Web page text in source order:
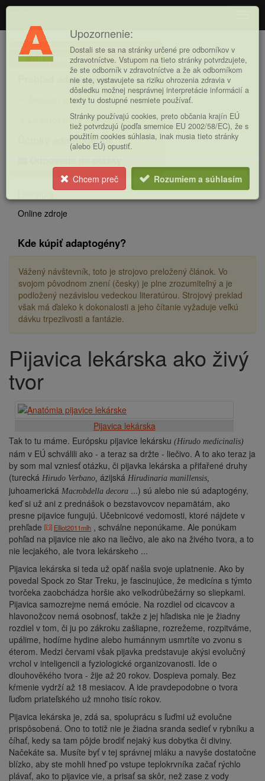
Adaptogény
Hlavná
ponukaAdaptogény
Prehľad adaptogénov
Ženšen pravý
Lesklokôrka lesklá
Účinky adaptogénov
Odpovede na otázky
Online zdroje
Kde kúpiť adaptogény?
Vážený návštevník, toto je strojovo preložený článok. Vo
svojom pôvodnom znení (česky) je plne zrozumiteľný a je
podložený nezávislou vedeckou literatúrou. Strojový preklad
však má ďaleko k dokonalosti a jeho čítanie vyžaduje veľkú
dávku trpezlivosti a fantázie.
Drobečková
navigace
Pijavica lekárska ako živý
tvor
Pijavica lekárska
Tak to tu máme. Európsku pijavice lekársku (Hirudo medicinalis)
nám v EÚ schválili ako - a teraz sa držte - liečivo. A to ako teraz ja
by som mal vzniesť otázku, či pijavka lekárska a přifařené druhy
(turecká Hirudo Verbano, ázijská Hirudinaria manillensis,
juhoamerická Macrobdella decora ...) sú alebo nie sú adaptogény,
keď si už ani z prednášok o bezstavovcov nepamätám, ako
presne pijavice fungujú. Učebnicové vedomosti, ktoré nájdete v
prehľade
Elliot2011mlh , schválne neponúkame. Ale ponúkam
pohľad na pijavice nie ako na liečivo, ale ako na živého tvora, a to
nie lecjakého, ale tvora lekárskeho ...
Pijavica lekárska si teda už opäť našla svoje uplatnenie. Ako by
povedal Spock zo Star Treku, je fascinujúce, že medicína s týmto
tvorčeka zaobchádza horšie ako velkodrůbežárny so sliepkami.
Pijavica samozrejme nemá emócie. Na rozdiel od cicavcov a
hlavonožcov nemá osobnosť, takže z jej hľadiska nie je žiadny
rozdiel v tom, či ju po zákroku zašliapne, rozrežeme, rozpitváme,
upálime, hodíme hydine alebo humánnym usmrtíte vo zvonu s
éterom. Medzi červami však pijavka predstavuje akýsi evolučný
vrchol v inteligencii a fyziologické organizovanosti. Ide o
dlouhověkého tvora - žije až 20 rokov. Dospieva pomaly. Bez
kŕmenie vydrží až 18 mesiacov. A ide pravdepodobne o tvora
ľuďom priateľského už mnoho tisíc rokov.
Pijavica lekárska je, zdá sa, spoluprácu s ľuďmi už evolučne
prispôsobená. Ono to totiž nie je žiadna sranda sedieť v rybníku a
číhať, kedy sa tam pôjde brodiť nejaký kus dobytka či diviny.
Načekáte sa. Musíte byť v tej správnej mláku a navyše dostatočne
blízko, aby ste mohli hneď po vstupe teplokrvníka začať rýchlo
plávať, ako to pijavice vie, a prisať sa skôr, než zase z vody
Upozornenie:
Dostali ste sa na stránky určené pre odborníkov v
zdravotníctve. Vstupom na tieto stránky potvrdzujete,
že ste odborník v zdravotníctve a že ak odborníkom
nie ste, vystavujete sa riziku ohrozenia zdravia v
dôsledku možnej nesprávnej interpretácie informácií a
texty tu dostupné nesmiete používať.
Stránky používajú cookies, preto občania krajín EÚ
tiež potvrdzujú (podľa smernice EU 2002/58/EC), že s
použitím cookies súhlasia, inak musia tieto stránky
(alebo EÚ) opustiť.
Chcem preč Rozumiem a súhlasím